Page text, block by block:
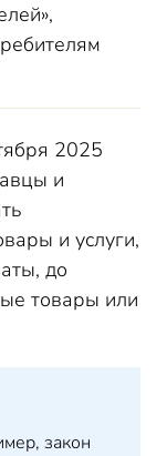
2025
и
и услуги,
до
товары или
закон